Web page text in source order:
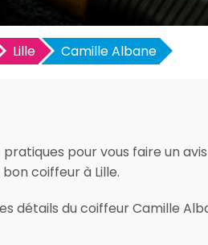
Lille Camille Albane
pour vous faire un
coiffeur à Lille.
détails du coiffeur Camille